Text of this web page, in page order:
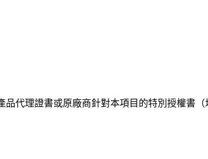
代理證書或原廠商針對本項目的特別授權書